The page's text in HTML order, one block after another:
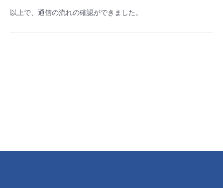
以上で、通信の流れの確認ができました。